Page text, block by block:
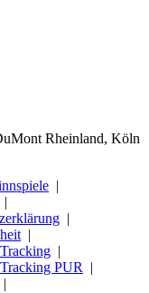
Rheinland, Köln
PUR